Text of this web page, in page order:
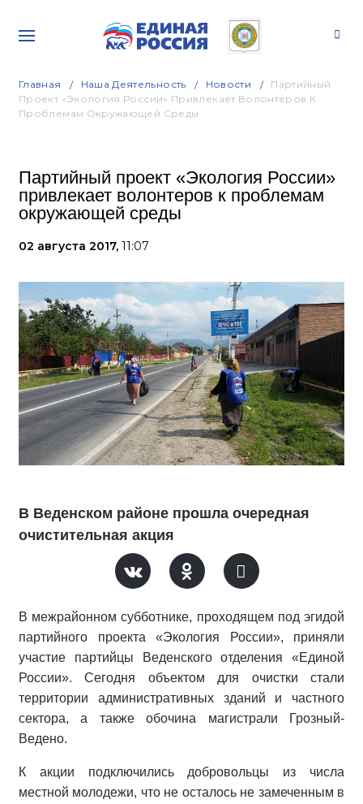
Главная Наша Деятельность Новости
Партийный
Проект «Экология России» Привлекает Волонтеров К
Проблемам Окружающей Среды
Партийный проект «Экология России»
привлекает волонтеров к проблемам
окружающей среды
02 августа 2017, 11:07
В Веденском районе прошла очередная
очистительная акция
В межрайонном субботнике, проходящем под эгидой
партийного проекта «Экология России», приняли
участие партийцы Веденского отделения «Единой
России». Сегодня объектом для очистки стали
территории административных зданий и частного
сектора, а также обочина магистрали Грозный-
Ведено.
К акции подключились добровольцы из числа
местной молодежи, что не осталось не замеченным в